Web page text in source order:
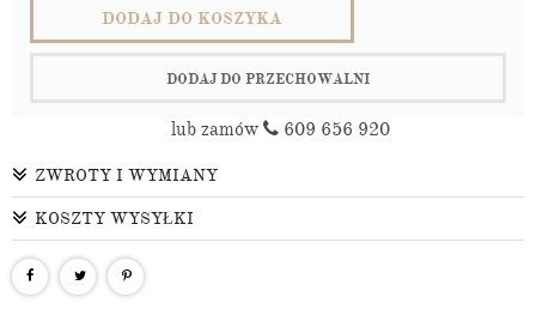
DODAJ DO KOSZYKA
DODAJ DO PRZECHOWALNI
lub zamów 609 656 920
ZWROTY I WYMIANY
KOSZTY WYSYŁKI